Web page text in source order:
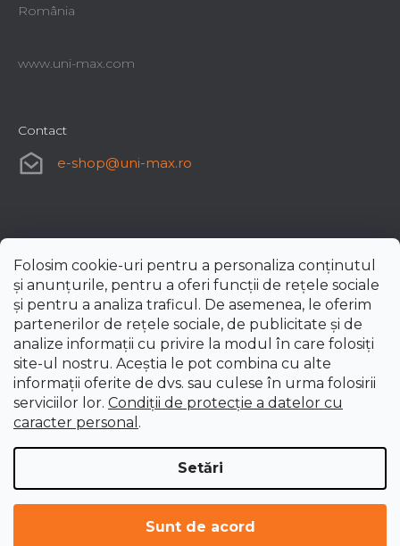
Folosim cookie-uri pentru a personaliza conținutul
și anunțurile, pentru a oferi funcții de rețele sociale
și pentru a analiza traficul. De asemenea, le oferim
partenerilor de rețele sociale, de publicitate și de
analize informații cu privire la modul în care folosiți
site-ul nostru. Aceștia le pot combina cu alte
informații oferite de dvs. sau culese în urma folosirii
serviciilor lor. Condiții de protecție a datelor cu
caracter personal .
Setări
Sunt de acord
România
www.uni-max.com
Contact
e-shop@uni-max.ro
rezervate.Editați setările cookie-urilor